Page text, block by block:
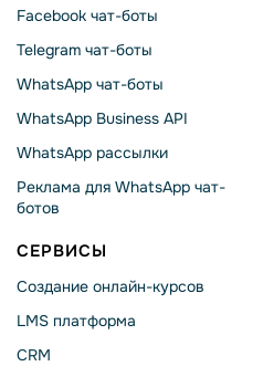
Facebook чат-боты
Telegram чат-боты
WhatsApp чат-боты
WhatsApp Business API
WhatsApp рассылки
Реклама для WhatsApp чат-
ботов
СЕРВИСЫ
Создание онлайн-курсов
LMS платформа
CRM